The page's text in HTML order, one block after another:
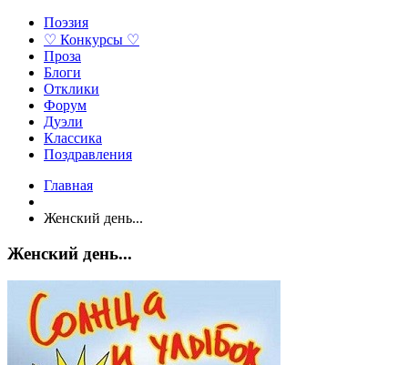
Поэзия
♡ Конкурсы ♡
Проза
Блоги
Отклики
Форум
Дуэли
Классика
Поздравления
Главная
Женский день...
Женский день...